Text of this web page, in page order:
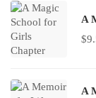
A
$
A